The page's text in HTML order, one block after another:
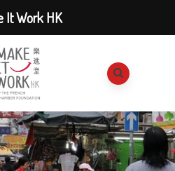
It Work HK